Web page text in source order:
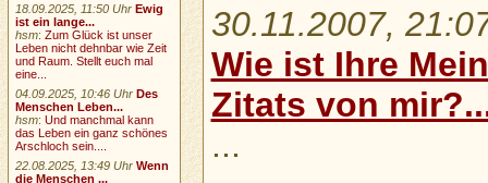
30.11.2007,
Wie ist Ihre
Zitats von
...
18.09.2025, 11:50 Uhr Ewig
ist ein lange...
hsm:Zum Glück ist unser
Leben nicht dehnbar wie Zeit
und Raum. Stellt euch mal
eine...
04.09.2025, 10:46 Uhr Des
Menschen Leben...
hsm:Und manchmal kann
das Leben ein ganz schönes
Arschloch sein....
22.08.2025, 13:49 Uhr Wenn
die Menschen ...